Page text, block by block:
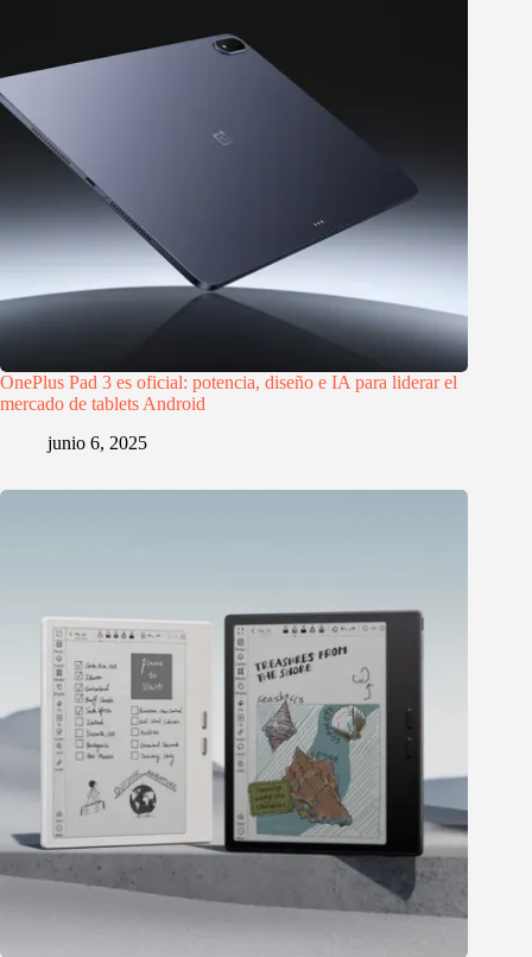
OnePlus Pad 3 es oficial: potencia, diseño e IA para liderar el
mercado de tablets Android
junio 6, 2025